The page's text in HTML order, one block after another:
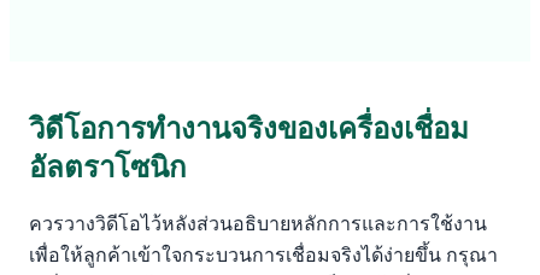
วิดีโอการทำงานจริงของเครื่องเชื่อม
อัลตราโซนิก
ควรวางวิดีโอไว้หลังส่วนอธิบายหลักการและการใช้งาน
เพื่อให้ลูกค้าเข้าใจกระบวนการเชื่อมจริงได้ง่ายขึ้น กรุณา